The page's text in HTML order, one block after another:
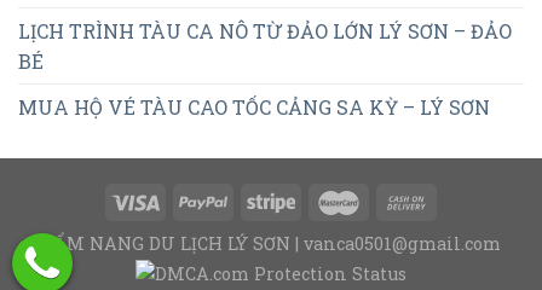
LỊCH TRÌNH TÀU CA NÔ TỪ ĐẢO LỚN LÝ SƠN – ĐẢO
BÉ
MUA HỘ VÉ TÀU CAO TỐC CẢNG SA KỲ – LÝ SƠN
CẨM NANG DU LỊCH LÝ SƠN | vanca0501@gmail.com